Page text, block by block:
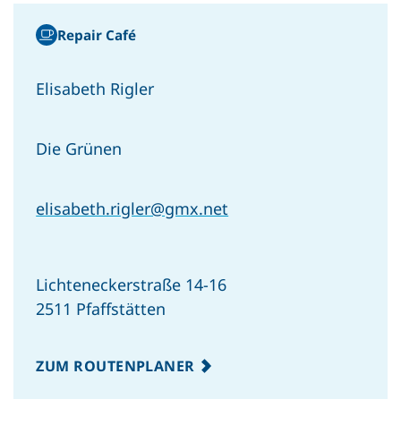
Repair Café
Elisabeth Rigler
Die Grünen
elisabeth.rigler@gmx.net
Lichteneckerstraße 14-16
2511 Pfaffstätten
ZUM ROUTENPLANER